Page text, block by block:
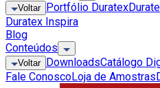
Voltar Portfólio Duratex
Duratex Inspira
Blog
Conteúdos
Voltar DownloadsCatálogo
Fale ConoscoLoja de Amostras